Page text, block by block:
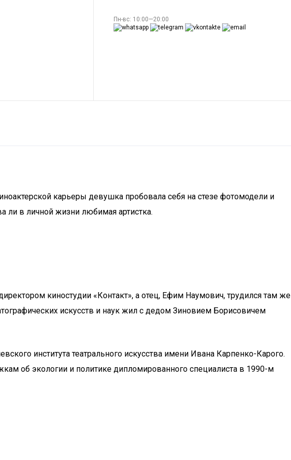
Пн-вс: 10:00—20:00
карьеры девушка пробовала себя на стезе фотомодели и
ли в личной жизни любимая артистка.
киностудии «Контакт», а отец, Ефим Наумович, трудился там же
искусств и наук жил с дедом Зиновием Борисовичем
института театрального искусства имени Ивана Карпенко-Карого.
об экологии и политике дипломированного специалиста в 1990-м